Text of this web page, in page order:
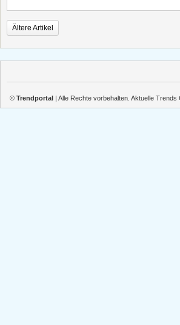
Ältere Artikel
© Trendportal | Alle Rechte vorbehalten. Aktuelle Trends